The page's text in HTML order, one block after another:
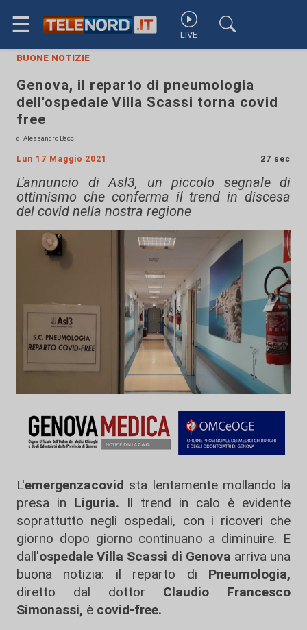
☰ LIVE
buone notizie
Genova, il reparto di pneumologia
dell'ospedale Villa Scassi torna covid
free
di Alessandro Bacci
Lun 17 Maggio 2021 27 sec
L'annuncio di Asl3, un piccolo segnale di
ottimismo che conferma il trend in discesa
del covid nella nostra regione
L'emergenzacovid sta lentamente mollando la
presa in Liguria. Il trend in calo è evidente
soprattutto negli ospedali, con i ricoveri che
giorno dopo giorno continuano a diminuire. E
dall'ospedale Villa Scassi di Genova arriva una
buona notizia: il reparto di Pneumologia,
diretto dal dottor Claudio Francesco
Simonassi, è covid-free.